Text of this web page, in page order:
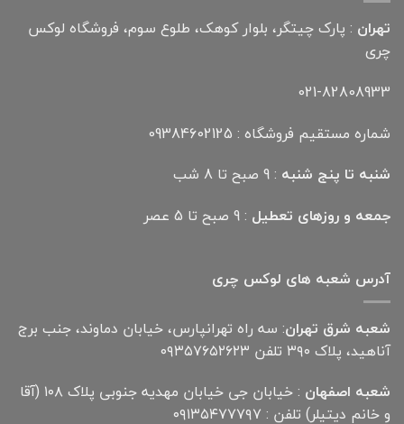
تهران : پارک چیتگر، بلوار کوهک، طلوع سوم، فروشگاه لوکس
چری
021-82808933
شماره مستقیم فروشگاه : 09384602125
شنبه تا پنج شنبه : 9 صبح تا 8 شب
جمعه و روزهای تعطیل : 9 صبح تا 5 عصر
آدرس شعبه های لوکس چری
شعبه شرق تهران: سه راه تهرانپارس، خیابان دماوند، جنب برج
آناهید، پلاک ۳۹۰ تلفن ۰۹۳۵۷۶۵۲۶۲۳
شعبه اصفهان
: خیابان جی خیابان مهدیه جنوبی پلاک ۱۰۸ (آقا
و خانم دیتیلر) تلفن : ۰۹۱۳۵۴۷۷۷۹۷